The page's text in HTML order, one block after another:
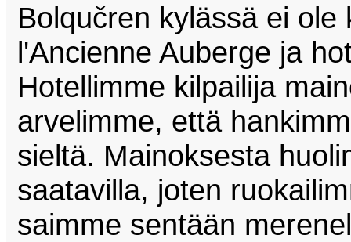
Bolqučren kylässä ei
l'Ancienne Auberge ja
Hotellimme kilpailija
arvelimme, että
sieltä. Mainoksesta
saatavilla, joten
saimme sentään